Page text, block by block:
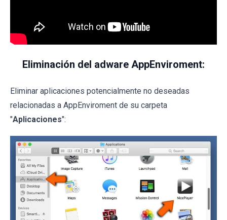
Eliminación del adware AppEnviroment:
Eliminar aplicaciones potencialmente no deseadas
relacionadas a AppEnviroment de su carpeta
"Aplicaciones":